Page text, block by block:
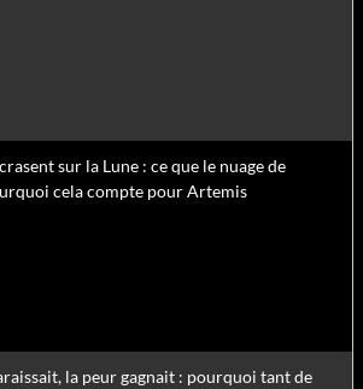
sur la Lune : ce que le nuage de
cela compte pour Artemis
la peur gagnait : pourquoi tant de